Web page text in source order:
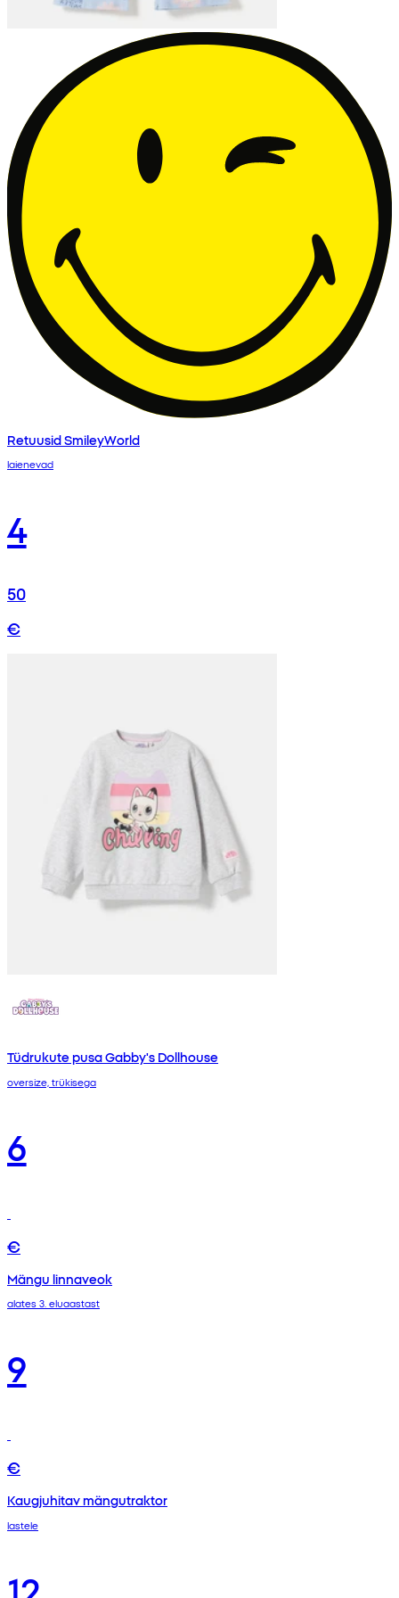
Retuusid SmileyWorld
laienevad
4
50
€
Tüdrukute pusa Gabby's Dollhouse
oversize, trükisega
6
€
Mängu linnaveok
alates 3. eluaastast
9
€
Kaugjuhitav mängutraktor
lastele
12